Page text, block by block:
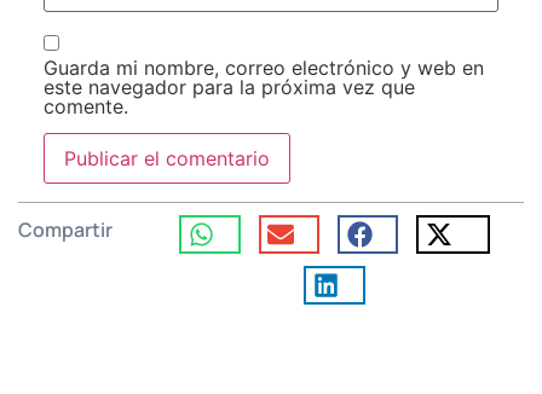
Guarda mi nombre, correo electrónico y web en
este navegador para la próxima vez que
comente.
Compartir